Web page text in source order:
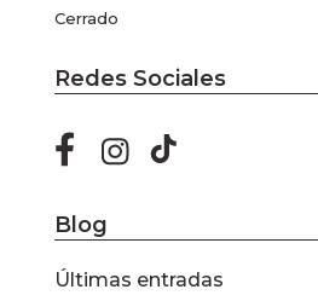
Cerrado
Redes Sociales
Blog
Últimas entradas